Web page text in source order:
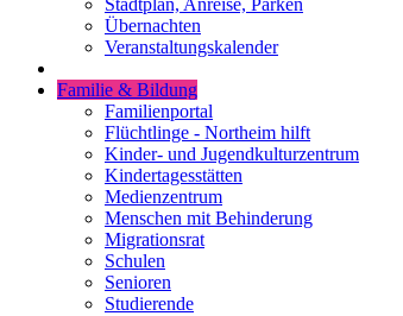
Stadtplan, Anreise, Parken
Übernachten
Veranstaltungskalender
Familie & Bildung
Familienportal
Flüchtlinge - Northeim hilft
Kinder- und Jugendkulturzentrum
Kindertagesstätten
Medienzentrum
Menschen mit Behinderung
Migrationsrat
Schulen
Senioren
Studierende